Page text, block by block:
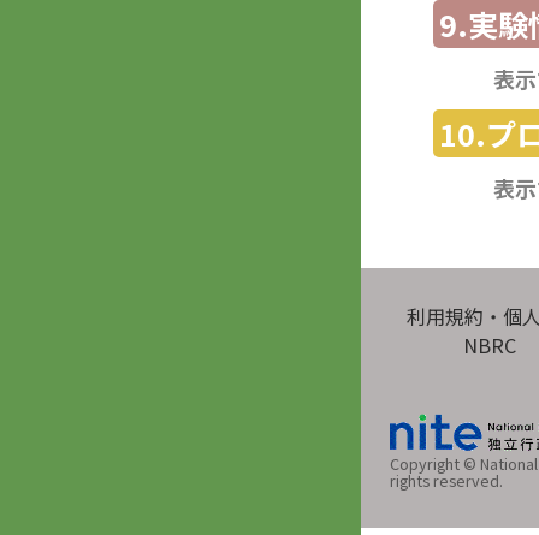
9.実験
表
10.プ
表
利用規約・個
NBRC
Copyright ©
rights reserved.